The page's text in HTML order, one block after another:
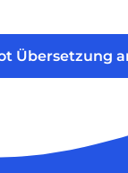
Übersetzung